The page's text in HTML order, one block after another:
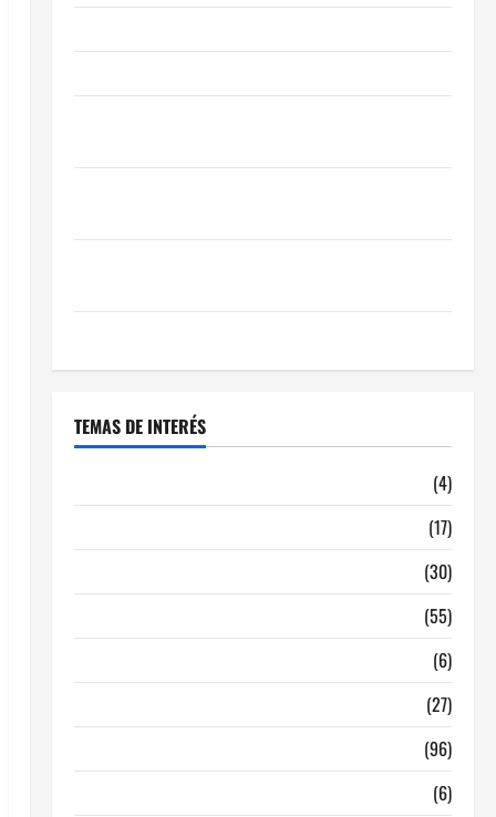
TEMAS DE INTERÉS
(4)
(17)
(30)
(55)
(6)
(27)
(96)
(6)